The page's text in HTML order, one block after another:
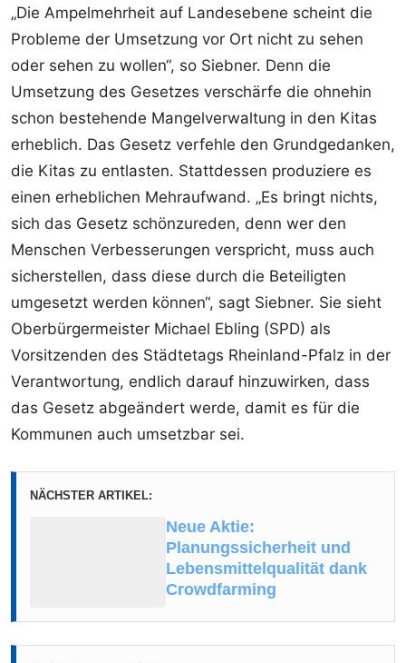
„Die Ampelmehrheit auf Landesebene scheint die
Probleme der Umsetzung vor Ort nicht zu sehen
oder sehen zu wollen“, so Siebner. Denn die
Umsetzung des Gesetzes verschärfe die ohnehin
schon bestehende Mangelverwaltung in den Kitas
erheblich. Das Gesetz verfehle den Grundgedanken,
die Kitas zu entlasten. Stattdessen produziere es
einen erheblichen Mehraufwand. „Es bringt nichts,
sich das Gesetz schönzureden, denn wer den
Menschen Verbesserungen verspricht, muss auch
sicherstellen, dass diese durch die Beteiligten
umgesetzt werden können“, sagt Siebner. Sie sieht
Oberbürgermeister Michael Ebling (SPD) als
Vorsitzenden des Städtetags Rheinland-Pfalz in der
Verantwortung, endlich darauf hinzuwirken, dass
das Gesetz abgeändert werde, damit es für die
Kommunen auch umsetzbar sei.
NÄCHSTER ARTIKEL:
Neue Aktie:
Planungssicherheit und
Lebensmittelqualität dank
Crowdfarming